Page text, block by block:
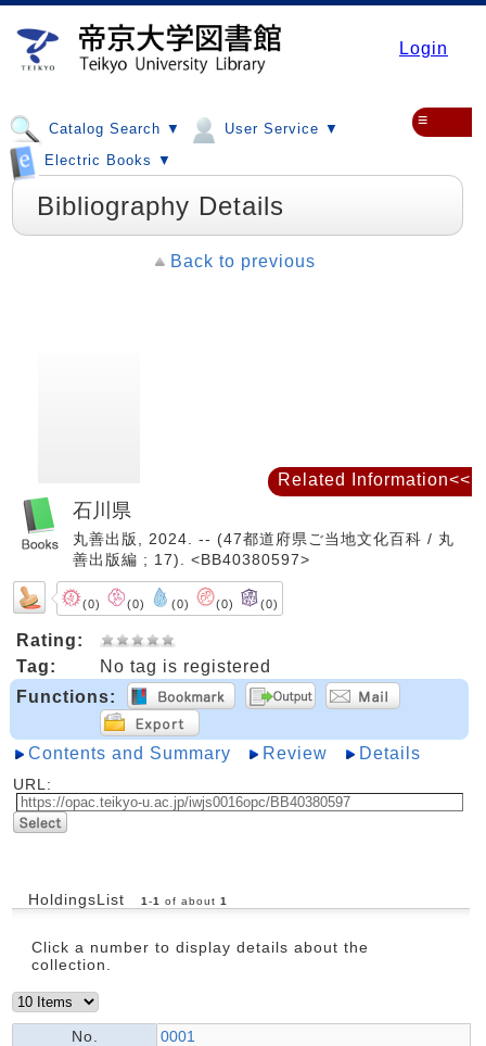
Login
Catalog Search ▼
User Service ▼
Electric Books ▼
≡
Bibliography Details
Back to previous
石川県
丸善出版, 2024. -- (47都道府県ご当地文化百科 / 丸
善出版編 ; 17). <BB40380597>
(0) (0) (0) (0) (0)
Rating:
Tag:
No tag is registered
Functions:
Contents and Summary Review Details
URL:
HoldingsList 1 -1 of about 1
Click a number to display details about the
collection.
No.
0001
Related Information<<